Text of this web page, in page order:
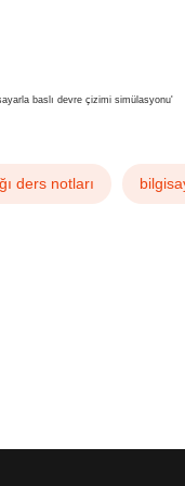
baslı devre çizimi simülasyonu'
ders notları